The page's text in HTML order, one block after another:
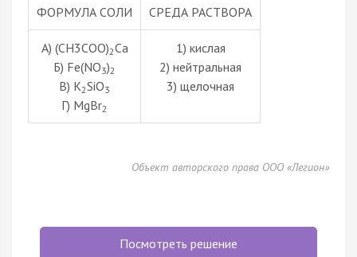
ФОРМУЛА СОЛИ СРЕДА РАСТВОРА
А) (CH3COO)2Ca
Б) Fe(NO3)2
В) K2SiO3
Г) MgBr2
1) кислая
2) нейтральная
3) щелочная
Объект авторского права ООО «Легион»
Посмотреть решение